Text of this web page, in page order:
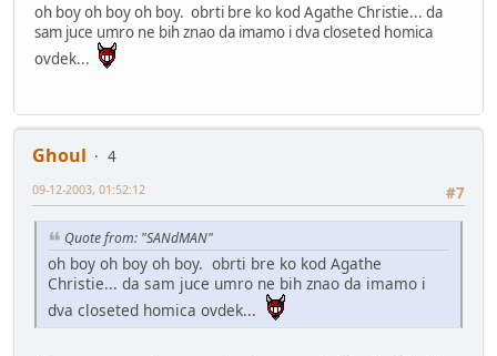
oh boy oh boy oh boy. obrti bre ko kod Agathe Christie... da
sam juce umro ne bih znao da imamo i dva closeted homica
ovdek...
Ghoul
4
#7
09-12-2003, 01:52:12
Quote from: "SANdMAN"
oh boy oh boy oh boy. obrti bre ko kod Agathe
Christie... da sam juce umro ne bih znao da imamo i
dva closeted homica ovdek...